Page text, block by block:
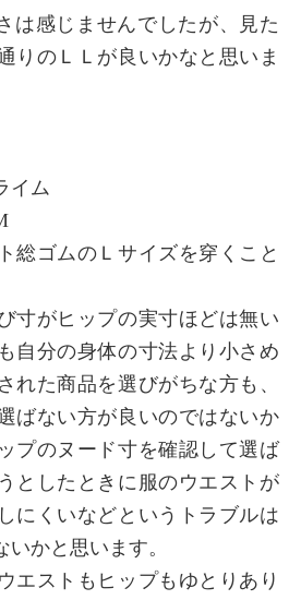
は感じませんでしたが、見た
りのＬＬが良いかなと思いま
イム
総ゴムのＬサイズを穿くこと
寸がヒップの実寸ほどは無い
自分の身体の寸法より小さめ
れた商品を選びがちな方も、
ばない方が良いのではないか
プのヌード寸を確認して選ば
としたときに服のウエストが
にくいなどというトラブルは
かと思います。
エストもヒップもゆとりあり